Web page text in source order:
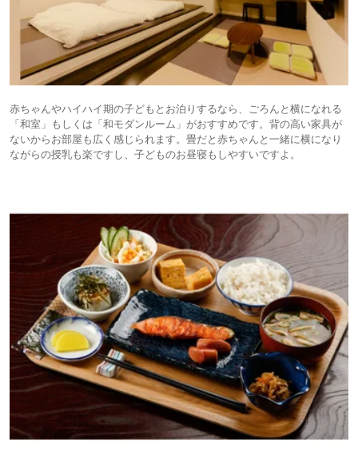
赤ちゃんやハイハイ期の子どもとお泊りするなら、ごろんと横になれる
「和室」もしくは「和モダンルーム」がおすすめです。背の高い家具が
ないからお部屋も広く感じられます。畳だと赤ちゃんと一緒に横になり
ながらの授乳も楽ですし、子どものお昼寝もしやすいですよ。